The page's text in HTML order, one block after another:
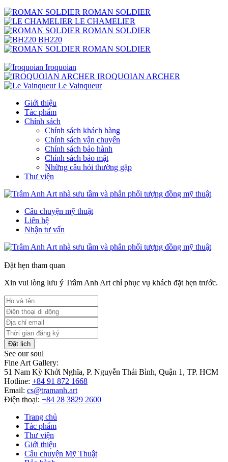
ROMAN SOLDIER
LE CHAMELIER
ROMAN SOLDIER
BH220
ROMAN SOLDIER
Iroquoian
IROQUOIAN ARCHER
Le Vainqueur
Giới thiệu
Tác phẩm
Chính sách
Chính sách khách hàng
Chính sách vận chuyển
Chính sách bảo hành
Chính sách bảo mật
Những câu hỏi thường gặp
Thư viện
Câu chuyện mỹ thuật
Liên hệ
Nhận tư vấn
Đặt hẹn tham quan
Xin vui lòng lưu ý Trâm Anh Art chỉ phục vụ khách đặt hẹn trước.
Đặt lịch
See our soul
Fine Art Gallery:
51 Nam Kỳ Khởi Nghĩa, P. Nguyễn Thái Bình, Quận 1, TP. HCM
Hotline: +84 91 872 1668
Email: cs@tramanh.art
Điện thoại: +84 28 3829 2600
Trang chủ
Tác phẩm
Thư viện
Giới thiệu
Câu chuyện Mỹ Thuật